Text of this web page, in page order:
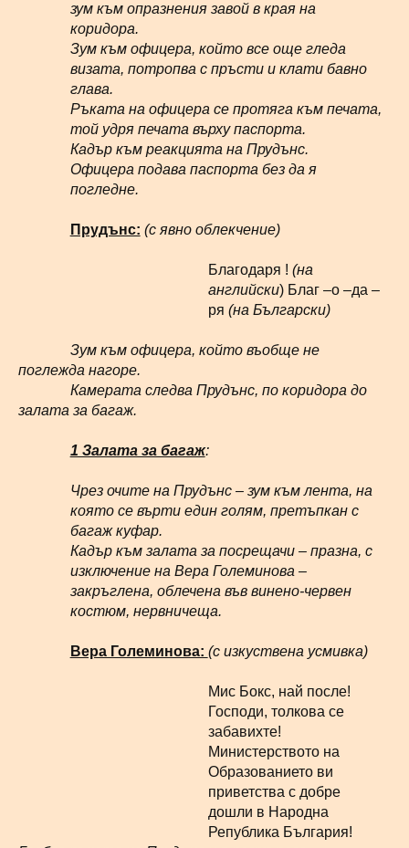
зум към опразнения завой в края на
коридора.
Зум към офицера, който все още гледа
визата, потропва с пръсти и клати бавно
глава.
Ръката на офицера се протяга към печата,
той удря печата върху паспорта.
Кадър към реакцията на Прудънс.
Офицера подава паспорта без да я
погледне.
Прудънс: (с явно облекчение)
Благодаря !(на
английски) Благ –о –да –
ря(на Български)
Зум към офицера, който въобще не
поглежда нагоре.
Камерата следва Прудънс, по коридора до
залата за багаж.
1 Залата за багаж:
Чрез очите на Прудънс – зум към лента, на
която се върти един голям, претъпкан с
багаж куфар.
Кадър към залата за посрещачи – празна, с
изключение на Вера Големинова –
закръглена, облечена във винено-червен
костюм, нервничеща.
Вера Големинова: (с изкуствена усмивка)
Мис Бокс, най после!
Господи, толкова се
забавихте!
Министерството на
Образованието ви
приветства с добре
дошли в Народна
Република България!